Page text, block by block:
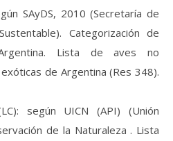
SAyDS, 2010 (Secretaría de
Categorización de
Lista de aves no
de Argentina (Res 348).
según UICN (API) (Unión
de la Naturaleza . Lista